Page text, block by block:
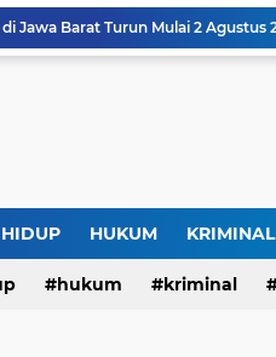
HUKUM KRIMINAL
hukum kriminal